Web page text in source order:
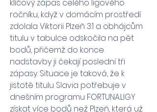
klíčový zápas celého ligového
ročníku, když v domácím prostředí
zdolala Viktorii Plzeň 3:1 a obhájcům
titulu v tabulce odskočila na pět
bodů, přičemž do konce
nadstavby ji čekají poslední tři
zápasy. Situace je taková, že k
jistotě titulu Slavia potřebuje v
dnešním programu FORTUNA:LIGY
získat více bodů než Plzeň, která už